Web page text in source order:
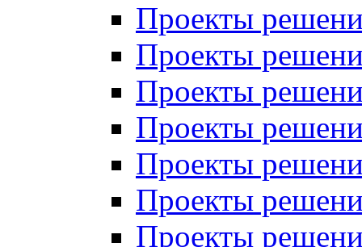
Проекты
Проекты
Проекты
Проекты
Проекты
Проекты
Проекты